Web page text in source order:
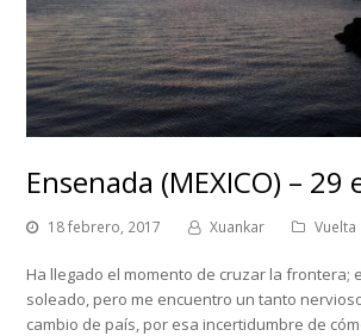
Ensenada (MEXICO) – 29
18 febrero, 2017 Xuankar
Ha llegado el momento de cruzar la frontera;
soleado, pero me encuentro un tanto
cambio de país, por esa incertidumbre de